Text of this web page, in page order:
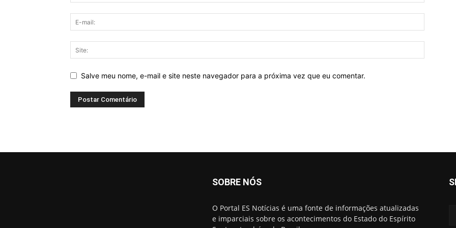
Salve meu nome, e-mail e site neste navegador para a próxima vez que eu comentar.
SOBRE NÓS
O Portal ES Notícias é uma fonte de informações atualizadas
e imparciais sobre os acontecimentos do Estado do Espírito